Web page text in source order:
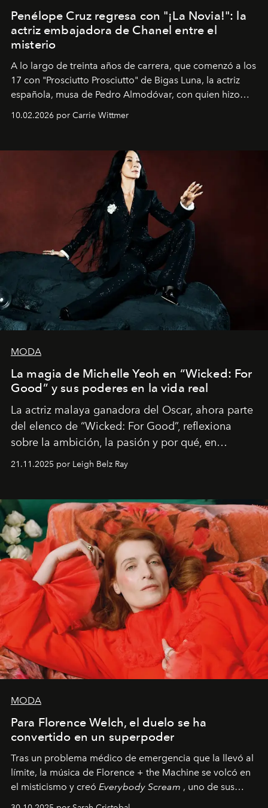
Penélope Cruz regresa con "¡La Novia!": la
actriz embajadora de Chanel entre el
misterio
A lo largo de treinta años de carrera, que comenzó a los
17 con "Prosciutto Prosciutto" de Bigas Luna, la actriz
española, musa de Pedro Almodóvar, con quien hizo
Barcelona", ha dividido su tiempo entre Europa y
dirigida por Maggie Gyllenhaal.
10.02.2026 por Carrie Wittmer
MODA
La magia de Michelle Yeoh en “Wicked: For
Good” y sus poderes en la vida real
La actriz malaya ganadora del Oscar, ahora parte
del elenco de “Wicked: For Good”, reflexiona
sobre la ambición, la pasión y por qué, en
ocasiones, la introspección puede esperar. “Es
importa si no lo entienden’”, confiesa.
21.11.2025 por Leigh Belz Ray
MODA
Para Florence Welch, el duelo se ha
convertido en un superpoder
Tras un problema médico de emergencia que la llevó al
límite, la música de Florence + the Machine se volcó en
el misticismo y creó Everybody Scream , uno de sus
álbumes más profundos hasta la fecha.